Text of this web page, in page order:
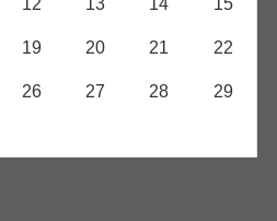
19 20 21 22
26 27 28 29